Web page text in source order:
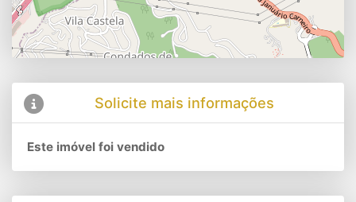
Solicite mais informações
Este imóvel foi vendido